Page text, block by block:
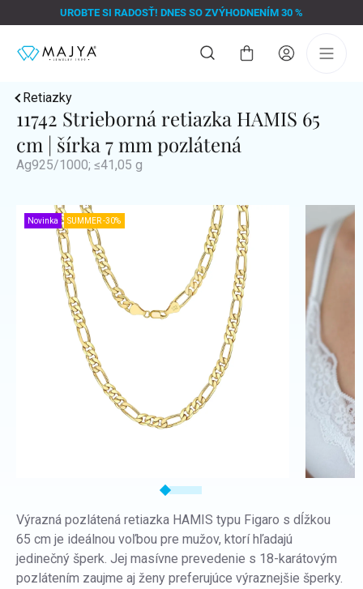
na
UROBTE SI RADOSŤ! DNES SO ZVÝHODNENÍM 30 %
Nákupný
Retiazky
11742 Strieborná retiazka HAMIS 65
cm | šírka 7 mm pozlátená
Ag925/1000; ≤41,05 g
Novinka SUMMER -30%
Výrazná pozlátená retiazka HAMIS typu Figaro s dĺžkou
65 cm je ideálnou voľbou pre mužov, ktorí hľadajú
jedinečný šperk. Jej masívne prevedenie s 18-karátovým
pozlátením zaujme aj ženy preferujúce výraznejšie šperky.